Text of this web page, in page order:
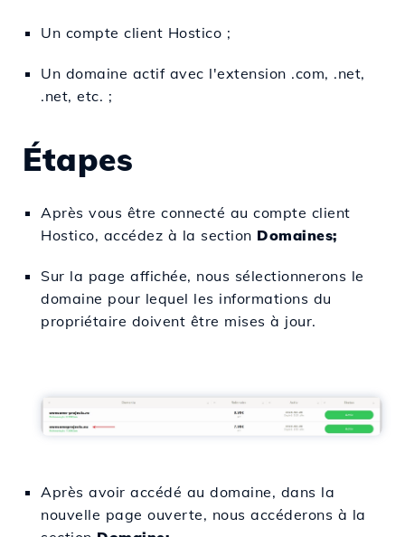
Un compte client Hostico ;
Un domaine actif avec l'extension .com, .net,
.net, etc. ;
Étapes
Après vous être connecté au compte client
Hostico, accédez à la section Domaines;
Sur la page affichée, nous sélectionnerons le
domaine pour lequel les informations du
propriétaire doivent être mises à jour.
Après avoir accédé au domaine, dans la
nouvelle page ouverte, nous accéderons à la